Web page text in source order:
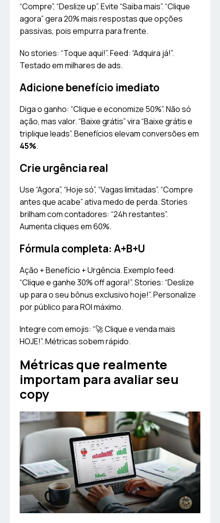
“Compre”, “Deslize up”. Evite “Saiba mais”. “Clique
agora” gera 20% mais respostas que opções
passivas, pois empurra para frente.
No stories: “Toque aqui!”. Feed: “Adquira já!”.
Testado em milhares de ads.
Adicione benefício imediato
Diga o ganho: “Clique e economize 50%”. Não só
ação, mas valor. “Baixe grátis” vira “Baixe grátis e
triplique leads”. Benefícios elevam conversões em
45%.
Crie urgência real
Use “Agora”, “Hoje só”, “Vagas limitadas”. “Compre
antes que acabe” ativa medo de perda. Stories
brilham com contadores: “24h restantes”.
Aumenta cliques em 60%.
Fórmula completa: A+B+U
Ação + Benefício + Urgência. Exemplo feed:
“Clique e ganhe 30% off agora!”. Stories: “Deslize
up para o seu bônus exclusivo hoje!”. Personalize
por público para ROI máximo.
Integre com emojis: “🚀 Clique e venda mais
HOJE!”. Métricas sobem rápido.
Métricas que realmente
importam para avaliar seu
copy